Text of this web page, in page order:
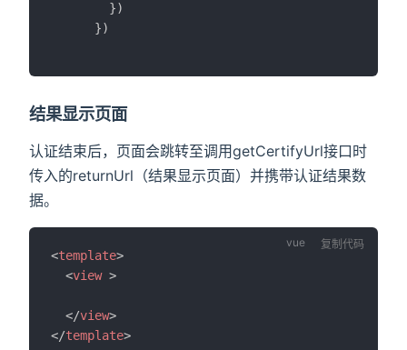
})
})
结果显示页面
认证结束后，页面会跳转至调用getCertifyUrl接口时
传入的returnUrl（结果显示页面）并携带认证结果数
据。
<template>
<view >
</view>
</template>
复制代码